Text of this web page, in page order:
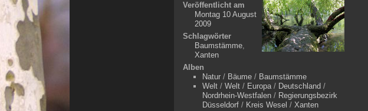
Veröffentlicht am
Montag 10 August
2009
Schlagwörter
Baumstämme,
Xanten
Alben
Natur/ Bäume/ Baumstämme
Welt/ Welt/ Europa/ Deutschland /
Nordrhein-Westfalen/ Regierungsbezirk
Düsseldorf/ Kreis Wesel / Xanten